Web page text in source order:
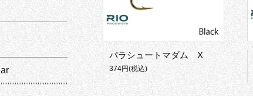
パラシュートマダム X
374円(税込)